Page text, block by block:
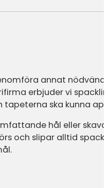
annat
erbjuder vi
ska kunna
hål eller
och slipar alltid